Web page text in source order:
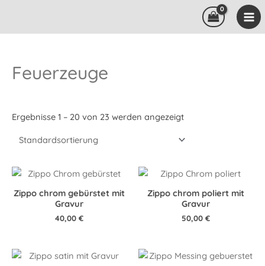
springen
Feuerzeuge
Ergebnisse 1 – 20 von 23 werden angezeigt
Zippo chrom gebürstet mit
Gravur
40,00 €
Zippo chrom poliert mit
Gravur
50,00 €